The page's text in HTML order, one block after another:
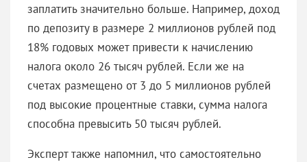
заплатить значительно больше. Например, доход
по депозиту в размере 2 миллионов рублей под
18% годовых может привести к начислению
налога около 26 тысяч рублей. Если же на
счетах размещено от 3 до 5 миллионов рублей
под высокие процентные ставки, сумма налога
способна превысить 50 тысяч рублей.
Эксперт также напомнил, что самостоятельно